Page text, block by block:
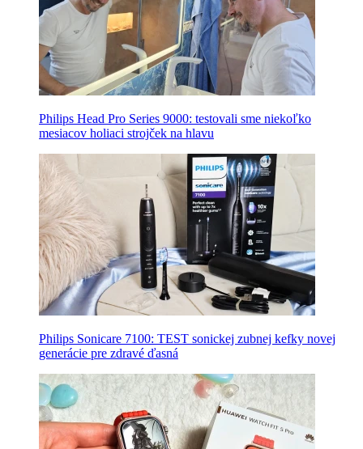
Philips Head Pro Series 9000: testovali sme niekoľko
mesiacov holiaci strojček na hlavu
Philips Sonicare 7100: TEST sonickej zubnej kefky novej
generácie pre zdravé ďasná